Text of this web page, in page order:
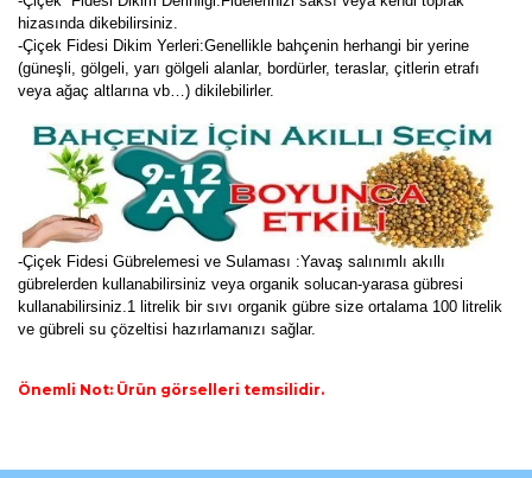
hizasında dikebilirsiniz.
-Çiçek Fidesi Dikim Yerleri:Genellikle bahçenin herhangi bir yerine
(güneşli, gölgeli, yarı gölgeli alanlar, bordürler, teraslar, çitlerin etrafı
veya ağaç altlarına vb…) dikilebilirler.
-Çiçek Fidesi Gübrelemesi ve Sulaması :Yavaş salınımlı akıllı
gübrelerden kullanabilirsiniz veya organik solucan-yarasa gübresi
kullanabilirsiniz.1 litrelik bir sıvı organik gübre size ortalama 100 litrelik
ve gübreli su çözeltisi hazırlamanızı sağlar.
Önemli Not: Ürün görselleri temsilidir.
konularda yetersiz gördüğünüz noktaları öneri formunu